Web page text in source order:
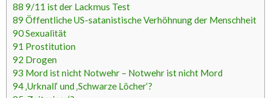
88 9/11 ist der Lackmus Test
89 Öffentliche US-satanistische Verhöhnung der Menschheit
90Sexualität
91 Prostitution
92 Drogen
93 Mord ist nicht Notwehr – Notwehr ist nicht Mord
94‚Urknall‘ und ‚Schwarze Löcher‘?